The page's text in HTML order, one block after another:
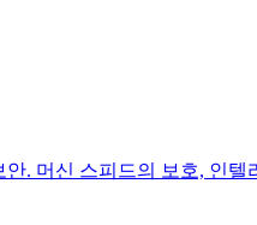
. 머신 스피드의 보호, 인텔